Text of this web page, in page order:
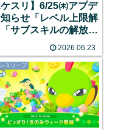
ケスリ】6/25㈭アプデ
らせ「レベル上限解
サブスキルの解放レ
2026.06.23
スリープ